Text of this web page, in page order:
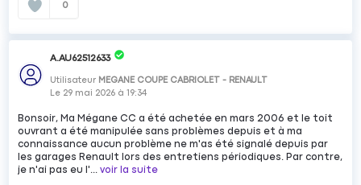
0
A.AU62512633
Utilisateur MEGANE COUPE CABRIOLET - RENAULT
Le 29 mai 2026 à19:34
Bonsoir, Ma Mégane CC a été achetée en mars 2006 et le toit
ouvrant a été manipulée sans problèmes depuis et à ma
connaissance aucun problème ne m'as été signalé depuis par
les garages Renault lors des entretiens périodiques. Par contre,
je n'ai pas eu l'...voir la suite